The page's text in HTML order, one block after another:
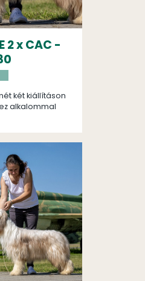
2 x CAC -
két kiállításon
alkalommal